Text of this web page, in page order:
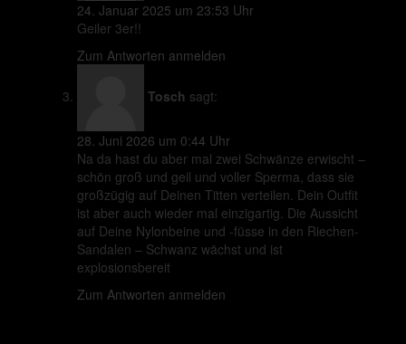
24. Januar 2025 um 23:53 Uhr
Geiler 3er!!
Zum Antworten anmelden
Tosch sagt:
28. Juni 2026 um 0:44 Uhr
Na da hast du aber mal zwei Schwänze erwischt –
schön groß und geil und voller Sperma, dass sie
großzügig auf Deinen Titten verteilen. Dein Outfit
ist aber auch wieder mal einzigartig. Die Aussicht
auf Deine Nylonbeine und -füsse in den Riechen-
Sandalen – Schwanz wächst und ist
explosionsbereit
Zum Antworten anmelden